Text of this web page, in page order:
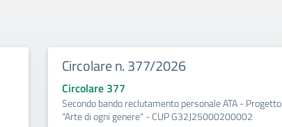
Circolare n. 377/2026
Circolare 377
Secondo bando reclutamento personale ATA - Progetto
"Arte di ogni genere" - CUP G32J25000200002